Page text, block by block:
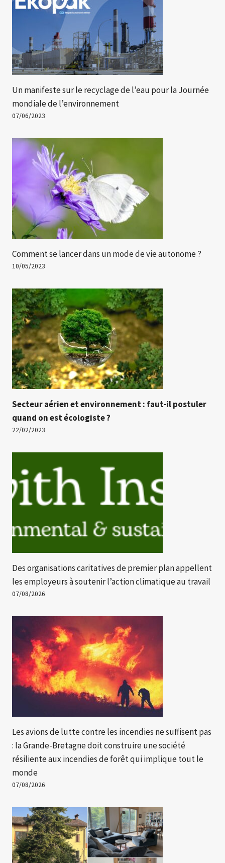
Un manifeste sur le recyclage de l’eau pour la Journée
mondiale de l’environnement
07/06/2023
Comment se lancer dans un mode de vie autonome ?
10/05/2023
Secteur aérien et environnement : faut-il postuler
quand on est écologiste ?
22/02/2023
Des organisations caritatives de premier plan appellent
les employeurs à soutenir l’action climatique au travail
07/08/2026
Les avions de lutte contre les incendies ne suffisent pas
: la Grande-Bretagne doit construire une société
résiliente aux incendies de forêt qui implique tout le
monde
07/08/2026